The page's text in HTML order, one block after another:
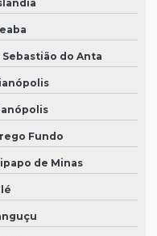
Sebastião do Anta
Fundo
de Minas